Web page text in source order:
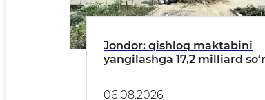
Jondor: qishloq maktabini
yangilashga 17,2 milliard
06.08.2026